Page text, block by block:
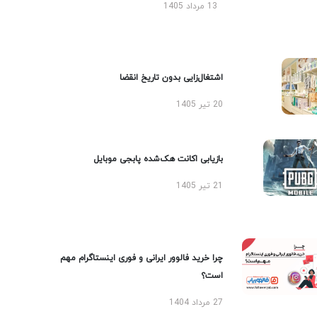
13 مرداد 1405
اشتغال‌زایی بدون تاریخ انقضا
20 تیر 1405
بازیابی اکانت هک‌شده پابجی موبایل
چرا خرید فالوور ایرانی و فوری اینستاگرام مهم
است؟
27 مرداد 1404